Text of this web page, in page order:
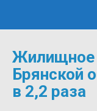
Жилищное
Брянской
в 2,2 раза